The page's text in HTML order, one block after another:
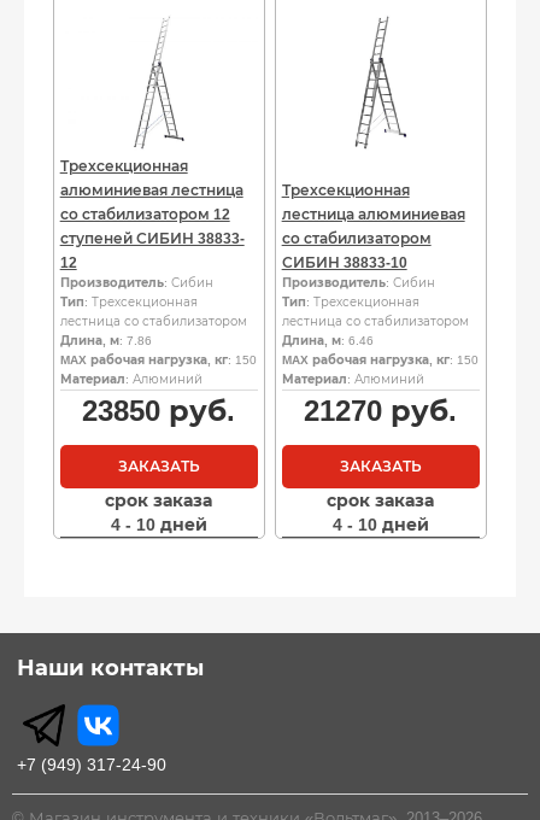
Трехсекционная
алюминиевая лестница
со стабилизатором 12
ступеней СИБИН 38833-
12
Производитель: Сибин
Тип: Трехсекционная
лестница со стабилизатором
Длина, м: 7.86
MAX рабочая нагрузка, кг: 150
Материал: Алюминий
23850 руб.
ЗАКАЗАТЬ
срок заказа
4 - 10 дней
Трехсекционная
лестница алюминиевая
со стабилизатором
СИБИН 38833-10
Производитель: Сибин
Тип: Трехсекционная
лестница со стабилизатором
Длина, м: 6.46
MAX рабочая нагрузка, кг: 150
Материал: Алюминий
21270 руб.
ЗАКАЗАТЬ
срок заказа
4 - 10 дней
Наши контакты
+7 (949) 317-24-90